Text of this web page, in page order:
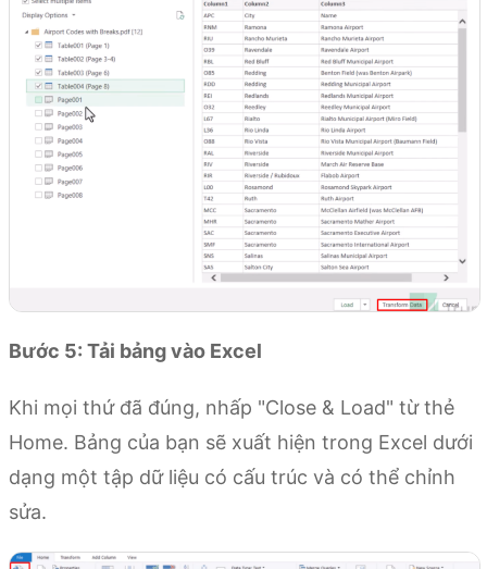
Bước 5: Tải bảng vào Excel
Khi mọi thứ đã đúng, nhấp "Close & Load" từ thẻ
Home. Bảng của bạn sẽ xuất hiện trong Excel dưới
dạng một tập dữ liệu có cấu trúc và có thể chỉnh
sửa.